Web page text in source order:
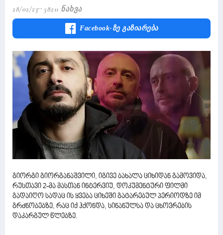
28/02/23 58211 Ნახვა
Facebook-Ზე Გაზიარება
გიორგი გიორგანაშვილი, იგივე ბახალა ციხიდან გამოვიდა,
რუსთავი 2-მა მასთან ინტერვიუ, დოკუმენტური ფილმი
გადაიღო სადაც ის ყვება ციხეში გატარებულ პერიოდზე იმ
გრძნობებზე, რაც იქ ჰქონდა, სინანულსა და ცხოვრების
დაკარგულ წლებზე.